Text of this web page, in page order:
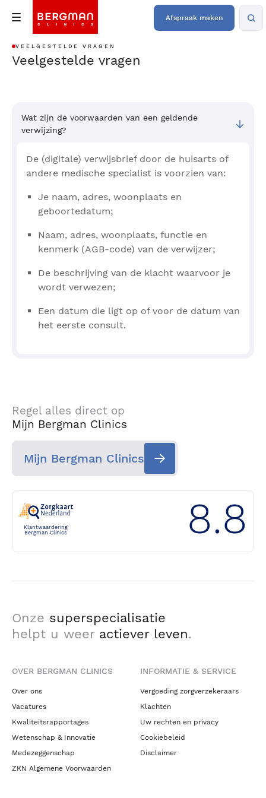
Afspraak maken
VEELGESTELDE VRAGEN
Veelgestelde vragen
Wat zijn de voorwaarden van een geldende
verwijzing?
De (digitale) verwijsbrief door de huisarts of
andere medische specialist is voorzien van:
Je naam, adres, woonplaats en
geboortedatum;
Naam, adres, woonplaats, functie en
kenmerk (AGB-code) van de verwijzer;
De beschrijving van de klacht waarvoor je
wordt verwezen;
Een datum die ligt op of voor de datum van
het eerste consult.
Regel alles direct op
Mijn Bergman Clinics
Mijn Bergman Clinics
Klantwaardering
Bergman Clinics
8.8
Onze superspecialisatie
helpt u weer actiever leven.
OVER BERGMAN CLINICS
Over ons
Vacatures
Kwaliteitsrapportages
Wetenschap & Innovatie
Medezeggenschap
ZKN Algemene Voorwaarden
INFORMATIE & SERVICE
Vergoeding zorgverzekeraars
Klachten
Uw rechten en privacy
Cookiebeleid
Disclaimer